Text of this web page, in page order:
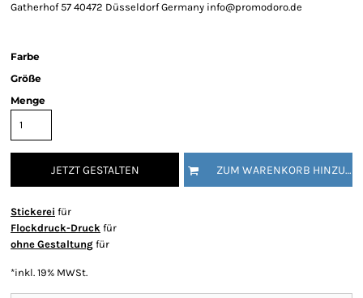
Gatherhof 57 40472 Düsseldorf Germany info@promodoro.de
Farbe
Größe
Menge
JETZT GESTALTEN ZUM WARENKORB HINZUFÜGEN
Stickerei für
Flockdruck-Druck für
ohne Gestaltung für
*inkl. 19% MWSt.